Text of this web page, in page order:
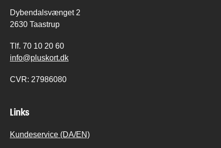
Dybendalsvænget 2
2630 Taastrup
Tlf. 70 10 20 60
info@pluskort.dk
CVR: 27986080
Links
Kundeservice (DA/EN)